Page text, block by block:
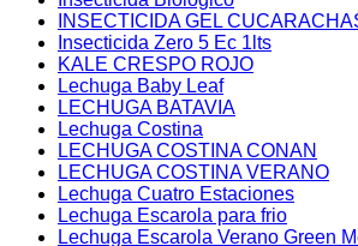
INSECTICIDA GEL
Insecticida Zero 5 Ec 1lts
KALE CRESPO ROJO
Lechuga Baby Leaf
LECHUGA BATAVIA
Lechuga Costina
LECHUGA COSTINA CONAN
LECHUGA COSTINA VERANO
Lechuga Cuatro Estaciones
Lechuga Escarola para frio
Lechuga Escarola Verano Green